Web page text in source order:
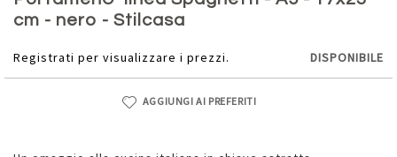
cm - nero - Stilcasa
Registrati per visualizzare i prezzi. DISPONIBILE
AGGIUNGI AI PREFERITI
della
galleria
immagini